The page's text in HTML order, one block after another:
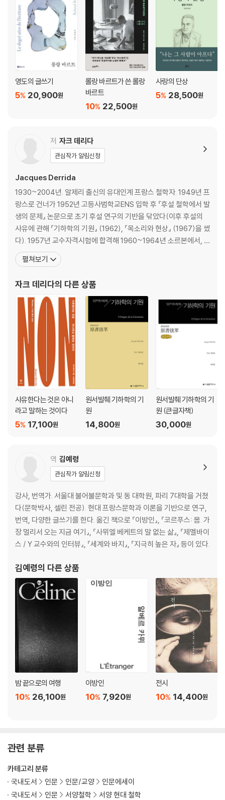
영도의 글쓰기
20,900원
5%
롤랑 바르트가 쓴 롤랑
바르트
22,500원
10%
사랑의 단상
28,500원
5%
저 자크 데리다
관심작가 알림신청
Jacques Derrida
1930~2004년. 알제리 출신의 유대인계 프랑스 철학자. 1949년 프
랑스로 건너가 1952년 고등사범학교ENS 입학 후 『후설 철학에서 발
생의 문제』 논문으로 초기 후설 연구의 기반을 닦았다(이후 후설의
사유에 관해 『기하학의 기원』 (1962), 『목소리와 현상』 (1967)을 썼
다). 1957년 교수자격시험에 합격해 1960~1964년 소르본에서, 1
965~1984년 모교인 고등사범학교에서, 1984~1999년 사회과학
고등연구원에서 철학을 가르쳤다. 1968년 보수정권에 반기를 들고
을 결성했다. 1960년
펼쳐보기
자크 데리다의 다른 상품
사유한다는 것은 아니
라고 말하는 것이다
17,100원
5%
원서발췌 기하학의 기
원
14,800원
원서발췌 기하학의 기
원 (큰글자책)
30,000원
역 김예령
관심작가 알림신청
강사, 번역가. 서울대 불어불문학과 및 동 대학원, 파리 7대학을 거쳤
다(문학박사, 셀린 전공). 현대 프랑스문학과 이론을 기반으로 연구,
번역, 다양한 글쓰기를 한다. 옮긴 책으로 『이방인』, 『코르푸스: 몸. 가
장 멀리서 오는 지금 여기』, 『사뮈엘 베케트의 말 없는 삶』, 『제멜바이
스 / Y 교수와의 인터뷰』, 『세계와 바지』, 『지극히 높은 자』 등이 있다.
김예령의 다른 상품
밤 끝으로의 여행
26,100원
10%
이방인
7,920원
10%
전시
14,400원
10%
관련 분류
카테고리 분류
국내도서
인문 인문/교양
인문에세이
국내도서
인문 서양철학 서양 현대 철학